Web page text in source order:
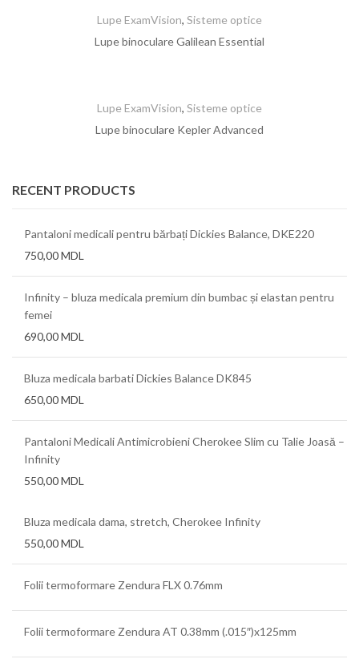
Lupe ExamVision, Sisteme optice
Lupe binoculare Galilean Essential
Lupe ExamVision, Sisteme optice
Lupe binoculare Kepler Advanced
RECENT PRODUCTS
Pantaloni medicali pentru bărbați Dickies Balance, DKE220
750,00MDL
Infinity – bluza medicala premium din bumbac și elastan pentru
femei
690,00MDL
Bluza medicala barbati Dickies Balance DK845
650,00MDL
Pantaloni Medicali Antimicrobieni Cherokee Slim cu Talie Joasă –
Infinity
550,00MDL
Bluza medicala dama, stretch, Cherokee Infinity
550,00MDL
Folii termoformare Zendura FLX 0.76mm
Folii termoformare Zendura AT 0.38mm (.015″)x125mm